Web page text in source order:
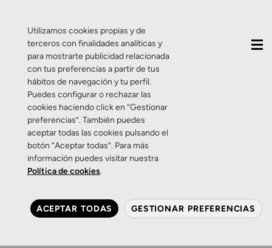
Etiqueta:cuidado
visual zamarripa
Consejos Salud Visual
Para no ver los peligros de la
nieve, protégete
Utilizamos cookies propias y de
terceros con finalidades analíticas y
para mostrarte publicidad relacionada
con tus preferencias a partir de tus
hábitos de navegación y tu perfil.
Puedes configurar o rechazar las
cookies haciendo click en “Gestionar
preferencias”. También puedes
aceptar todas las cookies pulsando el
botón “Aceptar todas”. Para más
información puedes visitar nuestra
Política de cookies.
ACEPTAR TODAS GESTIONAR PREFERENCIAS